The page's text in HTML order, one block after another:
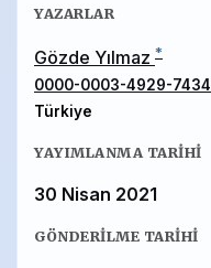
YAZARLAR
Gözde Yılmaz *
0000-0003-4929-7434
Türkiye
YAYIMLANMA TARIHI
30 Nisan 2021
GÖNDERILME TARIHI